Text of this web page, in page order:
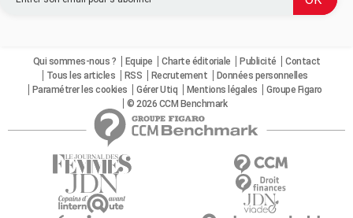
Qui sommes-nous ? Equipe Charte éditoriale Publicité
Contact
Tous les articles
RSS Recrutement
Données personnelles
Paramétrer les cookies
Gérer Utiq Mentions légales
Groupe Figaro
© 2026 CCM Benchmark